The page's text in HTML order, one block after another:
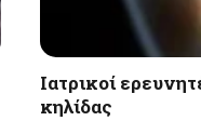
Ιατρικοί
κηλίδας